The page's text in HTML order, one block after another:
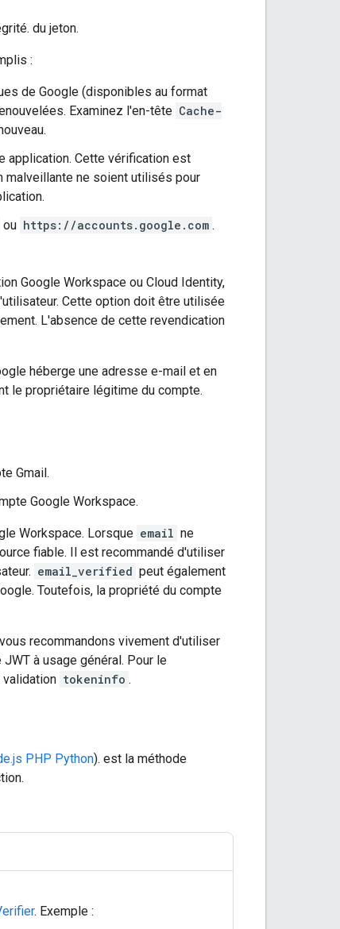
du jeton.
:
de Google (disponibles au format
Examinez l'en-tête Cache-
application. Cette vérification est
malveillante ne soient utilisés pour
ou https://accounts.google.com .
Google Workspace ou Cloud Identity,
Cette option doit être utilisée
L'absence de cette revendication
héberge une adresse e-mail et en
le propriétaire légitime du compte.
Gmail.
Google Workspace.
Workspace. Lorsque email ne
fiable. Il est recommandé d'utiliser
email_verified peut également
Toutefois, la propriété du compte
recommandons vivement d'utiliser
à usage général. Pour le
validation tokeninfo .
PHP Python). est la méthode
. Exemple :